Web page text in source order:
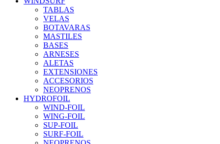
TABLAS
VELAS
BOTAVARAS
MASTILES
BASES
ARNESES
ALETAS
EXTENSIONES
ACCESORIOS
NEOPRENOS
HYDROFOIL
WIND-FOIL
WING-FOIL
SUP-FOIL
SURF-FOIL